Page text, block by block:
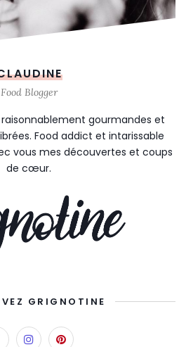
Food Blogger
gourmandes et
Food addict et intarissable
vous mes découvertes et coups
de cœur.
GRIGNOTINE